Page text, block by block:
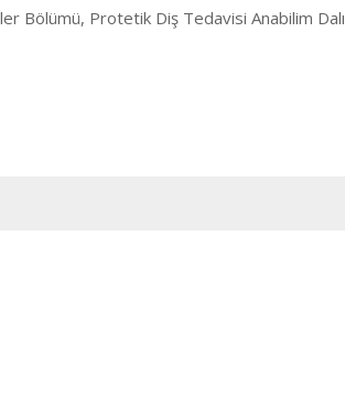
Bölümü, Protetik Diş Tedavisi Anabilim Dalı